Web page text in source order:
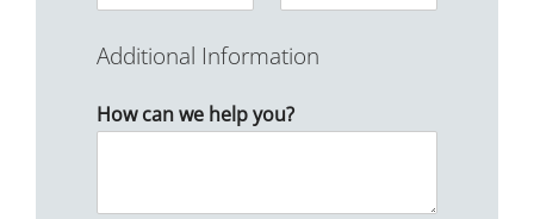
Additional Information
How can we help you?